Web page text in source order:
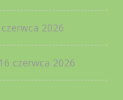
2026
16 czerwca 2026